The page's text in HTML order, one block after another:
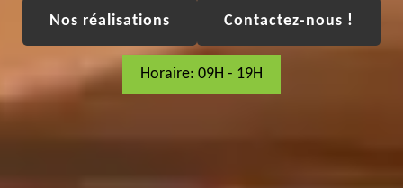
Nos réalisations Contactez-nous !
Horaire: 09H - 19H